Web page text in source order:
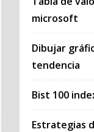
microsoft
Dibujar
tendencia
Bist 100
Estrategias